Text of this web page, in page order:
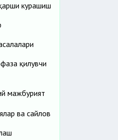
курашиш
қилувчи
мажбурият
ва сайлов